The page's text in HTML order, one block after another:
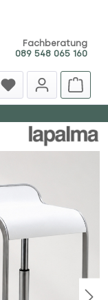
Fachberatung
089 548 065 160